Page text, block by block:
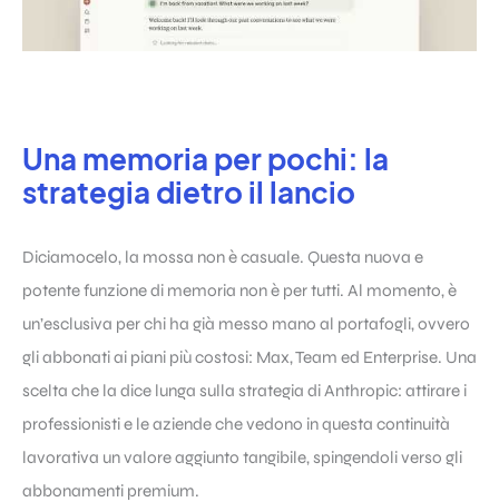
Una memoria per pochi: la
strategia dietro il lancio
Diciamocelo, la mossa non è casuale. Questa nuova e
potente funzione di memoria non è per tutti. Al momento, è
un’esclusiva per chi ha già messo mano al portafogli, ovvero
gli abbonati ai piani più costosi: Max, Team ed Enterprise. Una
scelta che la dice lunga sulla strategia di Anthropic: attirare i
professionisti e le aziende che vedono in questa continuità
lavorativa un valore aggiunto tangibile, spingendoli verso gli
abbonamenti premium.